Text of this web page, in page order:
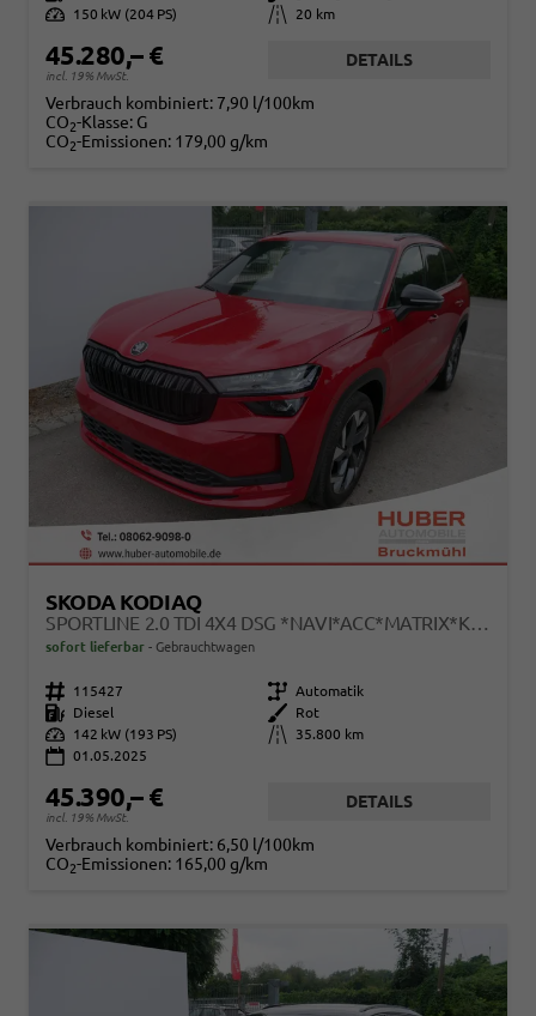
Leistung
150 kW (204 PS) Kilometerstand 20 km
45.280,– €
incl. 19% MwSt.
DETAILS
Verbrauch kombiniert: 7,90 l/100km
CO2-Klasse: G
CO2-Emissionen: 179,00 g/km
SKODA KODIAQ
SPORTLINE 2.0 TDI 4X4 DSG *NAVI*ACC*MATRIX*KAMERA*AHK*EL.-HECKKLAPPE
sofort lieferbar Gebrauchtwagen
Fahrzeugnr. 115427 Getriebe Automatik
Kraftstoff
Diesel Außenfarbe
Rot
Leistung
142 kW (193 PS) Kilometerstand
35.800 km
01.05.2025
45.390,– €
incl. 19% MwSt.
DETAILS
Verbrauch kombiniert: 6,50 l/100km
CO2-Emissionen: 165,00 g/km